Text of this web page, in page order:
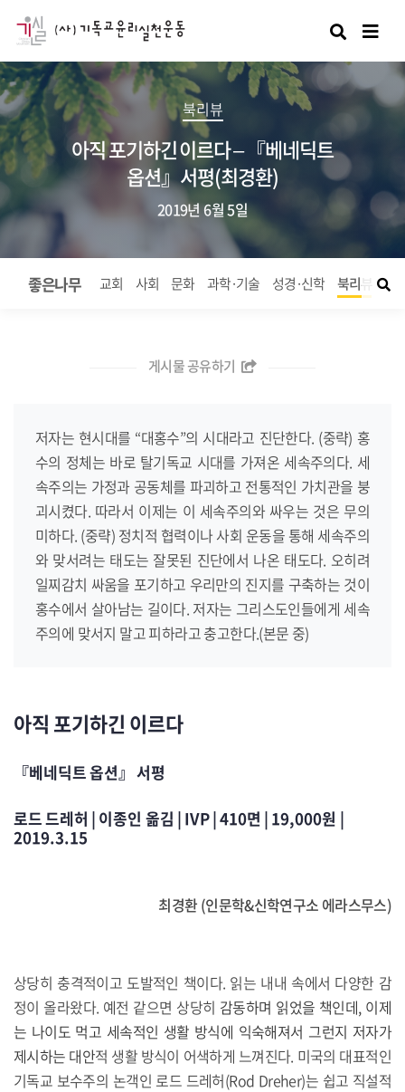
검색
북리뷰
아직 포기하긴 이르다 – 『베네딕트
옵션』서평(최경환)
2019년 6월 5일
좋은나무 교회 사회 문화 과학·기술 성경·신학 북리뷰 좋
게시물 공유하기
저자는 현시대를 “대홍수”의 시대라고 진단한다. (중략) 홍
수의 정체는 바로 탈기독교 시대를 가져온 세속주의다. 세
속주의는 가정과 공동체를 파괴하고 전통적인 가치관을 붕
괴시켰다. 따라서 이제는 이 세속주의와 싸우는 것은 무의
미하다. (중략) 정치적 협력이나 사회 운동을 통해 세속주의
와 맞서려는 태도는 잘못된 진단에서 나온 태도다. 오히려
일찌감치 싸움을 포기하고 우리만의 진지를 구축하는 것이
홍수에서 살아남는 길이다. 저자는 그리스도인들에게 세속
주의에 맞서지 말고 피하라고 충고한다.(본문 중)
아직 포기하긴 이르다
『베네딕트 옵션』 서평
로드 드레허 | 이종인 옮김 | IVP | 410면 | 19,000원 |
2019.3.15
최경환 (인문학&신학연구소 에라스무스)
상당히 충격적이고 도발적인 책이다. 읽는 내내 속에서 다양한 감
정이 올라왔다. 예전 같으면 상당히 감동하며 읽었을 책인데, 이제
는 나이도 먹고 세속적인 생활 방식에 익숙해져서 그런지 저자가
제시하는 대안적 생활 방식이 어색하게 느껴진다. 미국의 대표적인
기독교 보수주의 논객인 로드 드레허(Rod Dreher)는 쉽고 직설적